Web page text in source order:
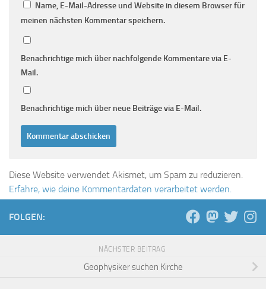
Name, E-Mail-Adresse und Website in diesem Browser für
meinen nächsten Kommentar speichern.
Benachrichtige mich über nachfolgende Kommentare via E-
Mail.
Benachrichtige mich über neue Beiträge via E-Mail.
Diese Website verwendet Akismet, um Spam zu reduzieren.
Erfahre, wie deine Kommentardaten verarbeitet werden.
FOLGEN:
NÄCHSTER BEITRAG
Geophysiker suchen Kirche